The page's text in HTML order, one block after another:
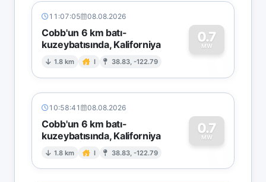
11:07:05 08.08.2026
Cobb'un 6 km batı-
kuzeybatısında, Kaliforniya
1.8 km I 38.83, -122.79
0.7
MW
0
10:58:41 08.08.2026
Cobb'un 6 km batı-
kuzeybatısında, Kaliforniya
1.8 km I 38.83, -122.79
0.7
MW
0